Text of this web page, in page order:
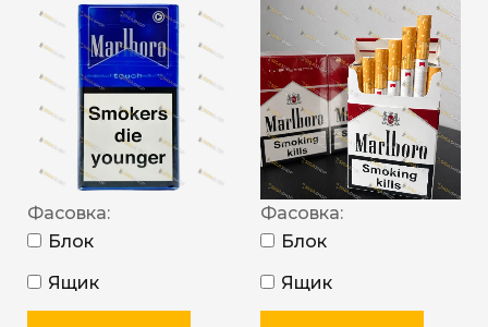
Фасовка:
Блок
Ящик
Фасовка:
Блок
Ящик